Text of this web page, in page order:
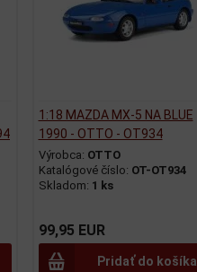
1:18 MAZDA MX-5 NA BLUE
1990 - OTTO - OT934
Výrobca: OTTO
Katalógové číslo: OT-OT934
Skladom: 1 ks
99,95 EUR
Pridať do košíka